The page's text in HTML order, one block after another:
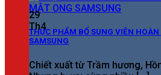
THỰC PHẨM BỔ SUNG VIÊN
SAMSUNG
Chiết xuất từ Trầm hương,
29
Th4